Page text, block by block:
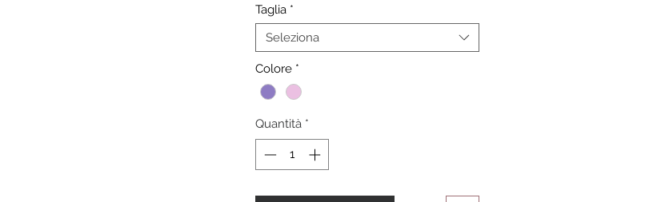
Taglia *
Seleziona
Colore *
Quantità *